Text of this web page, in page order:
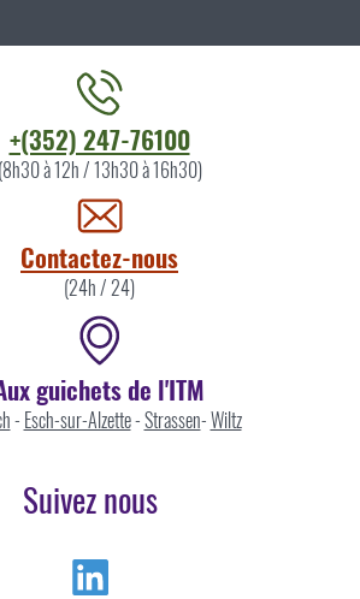
+(352) 247-76100
(8h30 à 12h / 13h30 à 16h30)
Contactez-nous
(24h / 24)
guichets de l'ITM
- Esch-sur-Alzette-Strassen-Wiltz
Suivez nous